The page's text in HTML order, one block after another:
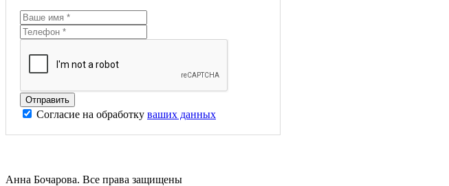
Согласие на обработку ваших данных
Анна Бочарова. Все права защищены